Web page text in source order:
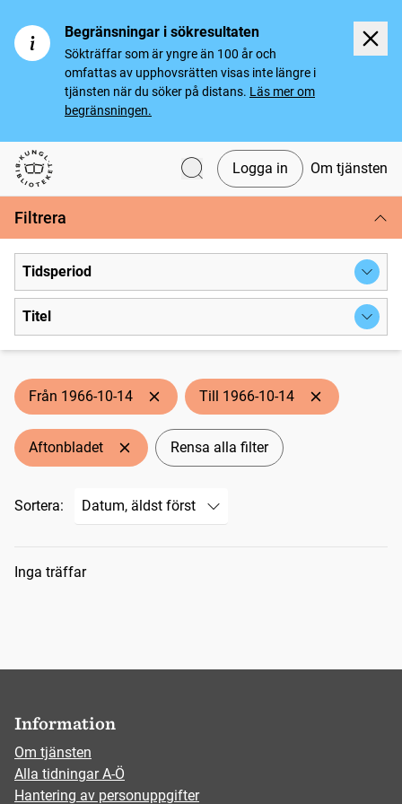
Begränsningar i sökresultaten
Sökträffar som är yngre än 100 år och
omfattas av upphovsrätten visas inte längre i
tjänsten när du söker på distans. Läs mer om
begränsningen.
Svenska tidningar
Logga in Om tjänsten
Filtrera
Tidsperiod
Titel
Från 1966-10-14 Till 1966-10-14
Aftonbladet Rensa alla filter
Sortera:
Sökresultat
Inga träffar
Information
Om tjänsten
Alla tidningar A-Ö
Hantering av personuppgifter